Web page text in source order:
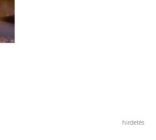
hirdetés